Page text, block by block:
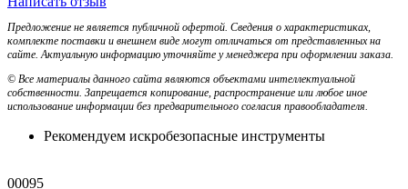
Предложение не является публичной офертой. Сведения о характеристиках,
комплекте поставки и внешнем виде могут отличаться от представленных на
сайте. Актуальную информацию уточняйте у менеджера при оформлении заказа.
© Все материалы данного сайта являются объектами интеллектуальной
собственности. Запрещается копирование, распространение или любое иное
использование информации без предварительного согласия правообладателя.
Рекомендуем искробезопасные инструменты
00095